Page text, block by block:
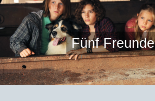
Fünf Freunde